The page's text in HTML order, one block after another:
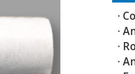
·
·
·
·